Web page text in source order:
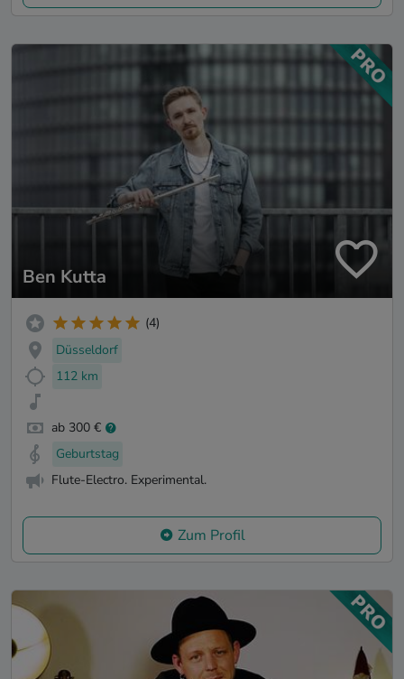
Ben Kutta
(4)
Düsseldorf
112 km
ab 300 €
Geburtstag
Flute-Electro. Experimental.
Zum Profil